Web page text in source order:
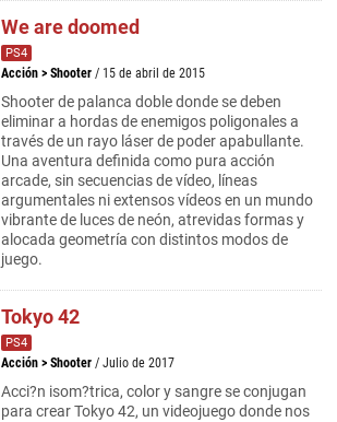
We are doomed
PS4
Acción > Shooter / 15 de abril de 2015
Shooter de palanca doble donde se deben
eliminar a hordas de enemigos poligonales a
través de un rayo láser de poder apabullante.
Una aventura definida como pura acción
arcade, sin secuencias de vídeo, líneas
argumentales ni extensos vídeos en un mundo
vibrante de luces de neón, atrevidas formas y
alocada geometría con distintos modos de
juego.
Tokyo 42
PS4
Acción > Shooter / Julio de 2017
Acci?n isom?trica, color y sangre se conjugan
para crear Tokyo 42, un videojuego donde nos